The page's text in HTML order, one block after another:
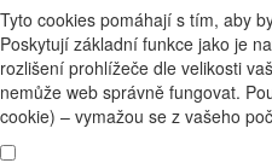
Tyto cookies pomáhají s tím, aby
Poskytují základní funkce jako je
rozlišení prohlížeče dle velikosti
nemůže web správně fungovat.
cookie) – vymažou se z vašeho